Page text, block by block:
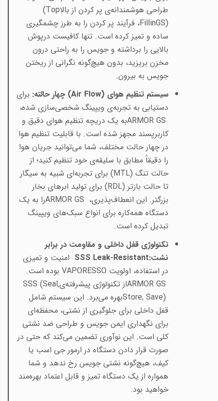
طراحی هوشمندانه‌ی پر کردن از بالا(Top
FillinGS)، فرآیند پر کردن را به طرز چشمگیری
ساده و تمیز کرده است. تنها کافیست درپوش
بالایی را برداشته و جویس را به راحتی درون
مخزن بریزید، بدون هیچ‌گونه نگرانی از ریختن
جویس به بیرون.
سیستم تنظیم هوای (Air Flow) چهار حالته: برای
دستیابی به تجربه‌ی ویپینگ شخصی‌سازی شده،
ARMOR GSبه یک دریچه تنظیم هوای دقیق و
کاربرپسند مجهز شده است. با قابلیت تنظیم هوا
در چهار حالت مختلف، شما می‌توانید جریان هوا
را دقیقاً مطابق با سلیقه‌ی خود تنظیم کنید؛ از
حالت تنگ(MTL) برای تجربه‌ای شبیه به سیگار
تا حالت بازتر (RDL) برای تولید ابرهای بخار
بزرگتر. این انعطاف‌پذیری، ARMOR GSرا به یک
دستگاه همه‌کاره برای انواع سبک‌های ویپینگ
تبدیل کرده است.
تکنولوژی قفل داخلی و مقاومت در برابر
نشتSSS Leak-Resistant: امنیت و تمیزی
در استفاده، اولویت VAPORESSO بوده است.
ARMOR GSاز تکنولوژی پیشرفته‌یSSS (Seal,
Store, Save)بهره می‌برد. این سیستم شامل
قفل داخلی برای جلوگیری از نشتی، محفظه‌ای
برای نگهداری ایمن جویس و طراحی ضد نشتی
کلی است. این نوآوری تضمین می‌کند که حتی در
صورت قرار دادن دستگاه در ارمور جی اسب یا
کیف، هیچ‌گونه نشتی جویس رخ ندهد و شما
همواره از یک دستگاه تمیز و قابل اعتماد بهره‌مند
خواهید بود.